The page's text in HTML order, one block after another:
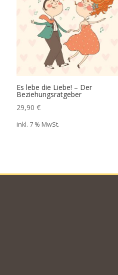
Es lebe die Liebe! – Der
Beziehungsratgeber
29,90 €
inkl. 7 % MwSt.